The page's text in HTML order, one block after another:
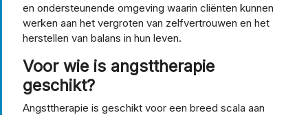
en ondersteunende omgeving waarin cliënten kunnen
werken aan het vergroten van zelfvertrouwen en het
herstellen van balans in hun leven.
Voor wie is angsttherapie
geschikt?
Angsttherapie is geschikt voor een breed scala aan